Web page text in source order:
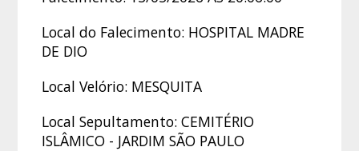
Local do Falecimento: HOSPITAL MADRE
DE DIO
Local Velório: MESQUITA
Local Sepultamento: CEMITÉRIO
ISLÂMICO - JARDIM SÃO PAULO